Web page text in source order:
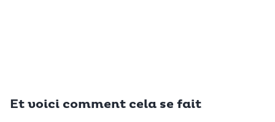
Et voici comment cela se fait